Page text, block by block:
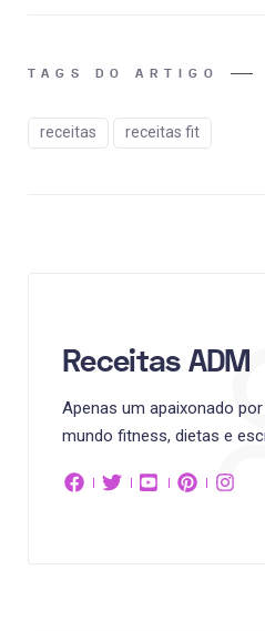
TAGS DO ARTIGO
receitas receitas fit
Receitas ADM
Apenas um apaixonado
mundo fitness, dietas e